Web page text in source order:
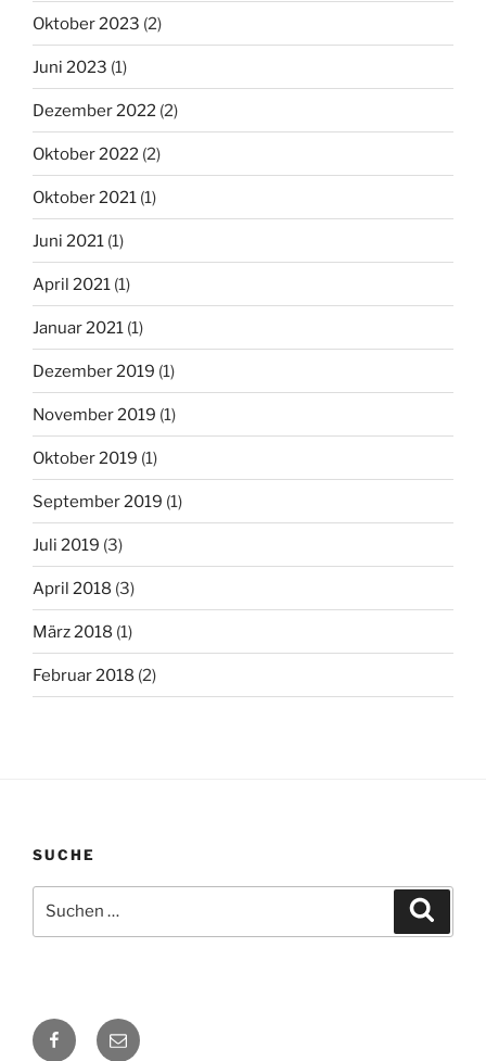
Oktober 2023 (2)
Juni 2023 (1)
Dezember 2022 (2)
Oktober 2022 (2)
Oktober 2021 (1)
Juni 2021 (1)
April 2021 (1)
Januar 2021 (1)
Dezember 2019 (1)
November 2019 (1)
Oktober 2019 (1)
September 2019 (1)
Juli 2019 (3)
April 2018 (3)
März 2018 (1)
Februar 2018 (2)
SUCHE
nach:
Facebook
E-